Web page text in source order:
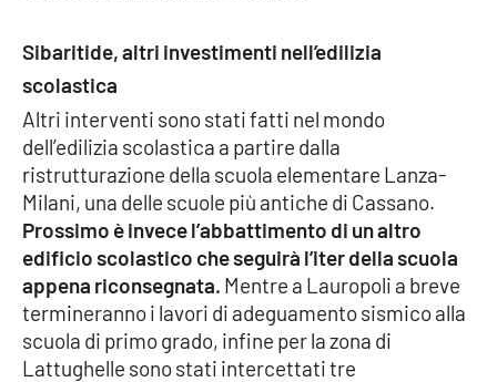
STREAMING
LaC TV
LaC Network
LaC OnAir
EDIZIONI
LOCALI
Catanzaro
Sibaritide, altri investimenti nell’edilizia
scolastica
Altri interventi sono stati fatti nel mondo
dell’edilizia scolastica a partire dalla
ristrutturazione della scuola elementare Lanza-
Milani, una delle scuole più antiche di Cassano.
Prossimo è invece l’abbattimento di un altro
edificio scolastico che seguirà l’iter della scuola
appena riconsegnata. Mentre a Lauropoli a breve
termineranno i lavori di adeguamento sismico alla
scuola di primo grado, infine per la zona di
Lattughelle sono stati intercettati tre